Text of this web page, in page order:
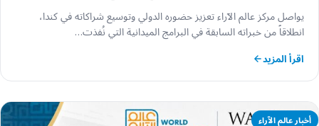
التعليمية الكندية (18 يوليو – 1 أغسطس 2026)
يواصل مركز عالم الآراء تعزيز حضوره الدولي وتوسيع شراكاته في كندا،
انطلاقاً من خبراته السابقة في البرامج الميدانية التي نُفذت…
اقرأ المزيد
أخبار عالم الآراء